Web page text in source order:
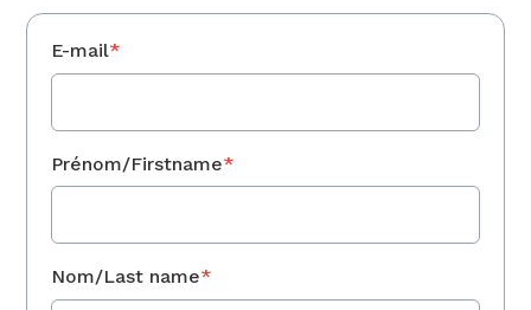
E-mail*
Prénom/Firstname*
Nom/Last name*